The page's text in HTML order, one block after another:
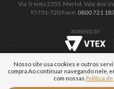
Via Trento 2355, Merlot, Vale dos
95701-720 Fone: 0800 721
POWERED BY
Nosso site usa cookies e outros
compra. Ao continuar navegando nele,
com nossas Política